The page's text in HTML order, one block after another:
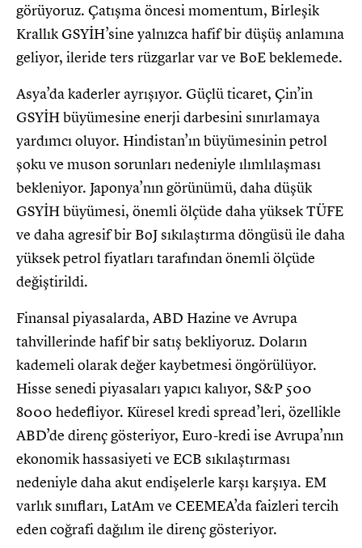
görüyoruz. Çatışma öncesi momentum, Birleşik
Krallık GSYİH’sine yalnızca hafif bir düşüş anlamına
geliyor, ileride ters rüzgarlar var ve BoE beklemede.
Asya’da kaderler ayrışıyor. Güçlü ticaret, Çin’in
GSYİH büyümesine enerji darbesini sınırlamaya
yardımcı oluyor. Hindistan’ın büyümesinin petrol
şoku ve muson sorunları nedeniyle ılımlılaşması
bekleniyor. Japonya’nın görünümü, daha düşük
GSYİH büyümesi, önemli ölçüde daha yüksek TÜFE
ve daha agresif bir BoJ sıkılaştırma döngüsü ile daha
yüksek petrol fiyatları tarafından önemli ölçüde
değiştirildi.
Finansal piyasalarda, ABD Hazine ve Avrupa
tahvillerinde hafif bir satış bekliyoruz. Doların
kademeli olarak değer kaybetmesi öngörülüyor.
Hisse senedi piyasaları yapıcı kalıyor, S&P 500
8000 hedefliyor. Küresel kredi spread’leri, özellikle
ABD’de direnç gösteriyor, Euro-kredi ise Avrupa’nın
ekonomik hassasiyeti ve ECB sıkılaştırması
nedeniyle daha akut endişelerle karşı karşıya. EM
varlık sınıfları, LatAm ve CEEMEA’da faizleri tercih
eden coğrafi dağılım ile direnç gösteriyor.